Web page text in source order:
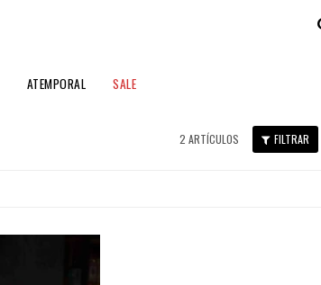
ATEMPORAL SALE
2 ARTÍCULOS